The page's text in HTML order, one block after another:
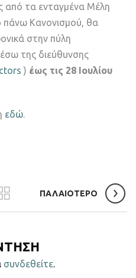
από τα ενταγμένα Μέλη
πάνω Κανονισμού, θα
στην πύλη
της διεύθυνσης
) έως τις 28 Ιουλίου
εδώ.
ΠΑΛΑΙΟΤΕΡΟ
συνδεθείτε.